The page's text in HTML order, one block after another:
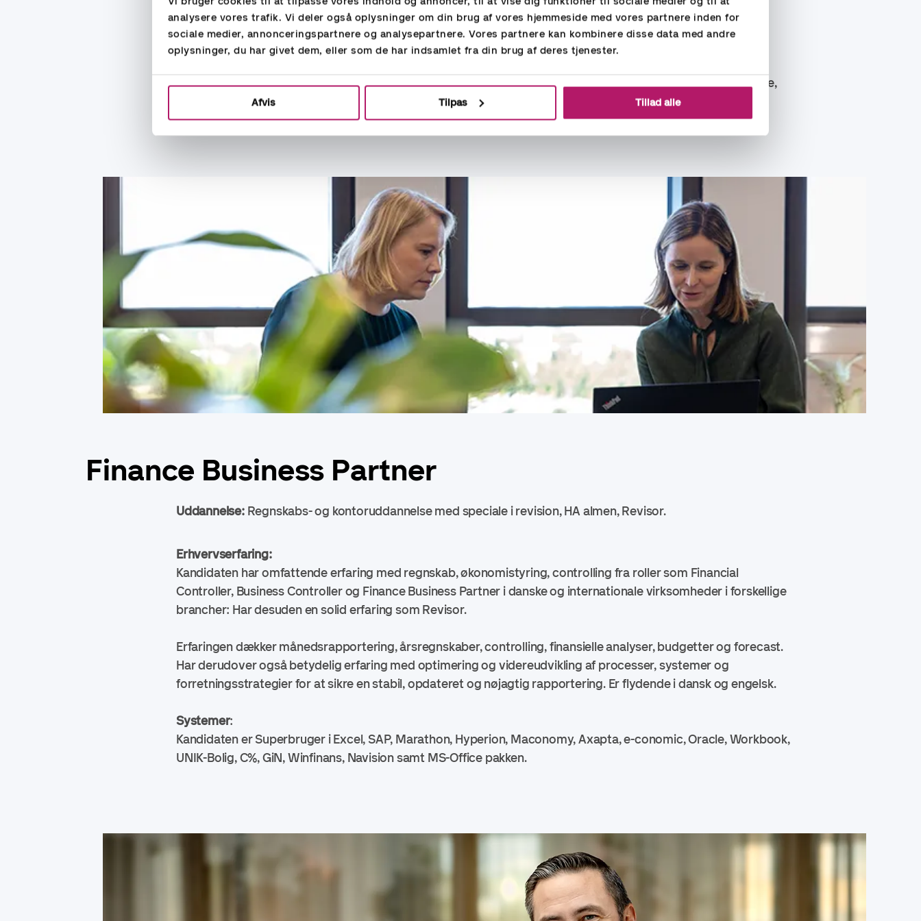
analysere vores trafik. Vi deler også oplysninger om din brug af vores hjemmeside med vores partnere inden for
sociale medier, annonceringspartnere og analysepartnere. Vores partnere kan kombinere disse data med andre
oplysninger, du har givet dem, eller som de har indsamlet fra din brug af deres tjenester.
Afvis Tilpas Tillad alle
Erfaringen er opbygget i mellemstore og større internationale virksomheder i forskellige brancher.
Kandidaten er systemstærk og rutineret bruger af SAP, Dynamics AX, C5/Concorde XAL, Navision, IFS, Oracle,
NetSuite samt MS-Office pakken, Excel, samt diverse konsoliderings - og rapporteringsværktøjer
Finance Business Partner
Uddannelse:Regnskabs- og kontoruddannelse med speciale i revision, HA almen, Revisor.
Erhvervserfaring:
Kandidaten har omfattende erfaring med regnskab, økonomistyring, controlling fra roller som Financial
Controller, Business Controller og Finance Business Partner i danske og internationale virksomheder i forskellige
brancher: Har desuden en solid erfaring som Revisor.
Erfaringen dækker månedsrapportering, årsregnskaber, controlling, finansielle analyser, budgetter og forecast.
Har derudover også betydelig erfaring med optimering og videreudvikling af processer, systemer og
forretningsstrategier for at sikre en stabil, opdateret og nøjagtig rapportering. Er flydende i dansk og engelsk.
Systemer:
Kandidaten er Superbruger i Excel, SAP, Marathon, Hyperion, Maconomy, Axapta, e-conomic, Oracle, Workbook,
UNIK-Bolig, C%, GiN, Winfinans, Navision samt MS-Office pakken.